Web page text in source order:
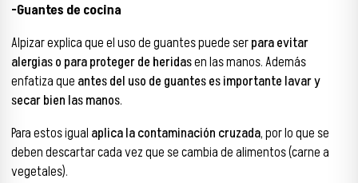
-Guantes de cocina
Alpizar explica que el uso de guantes puede serpara evitar
alergias o para proteger de heridasen las manos. Además
enfatiza que antes del uso de guantes es importante lavar y
secar bien las manos.
Para estos igual aplica la contaminación cruzada, por lo que se
deben descartar cada vez que se cambia de alimentos (carne a
vegetales).